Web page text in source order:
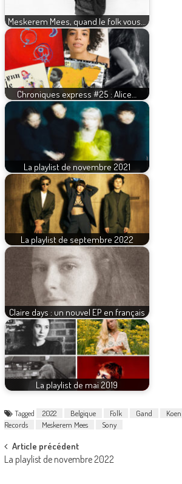
Meskerem Mees, quand le folk vous…
Chroniques express #25 : Alice…
La playlist de novembre 2021
La playlist de septembre 2022
Claire days : un nouvel EP en français
La playlist de mai 2019
Tagged 2022 Belgique Folk Gand
Records
Meskerem Mees Sony
Post
navigation
Article précédent
La playlist de novembre 2022